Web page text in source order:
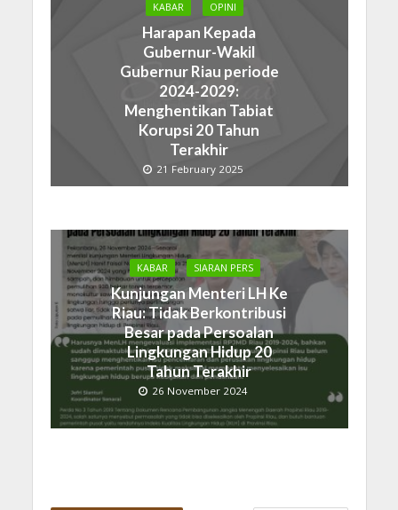
KABAR OPINI
Harapan Kepada
Gubernur-Wakil
Gubernur Riau periode
2024-2029:
Menghentikan Tabiat
Korupsi 20 Tahun
Terakhir
21 February 2025
KABAR SIARAN PERS
Kunjungan Menteri LH Ke
Riau: Tidak Berkontribusi
Besar pada Persoalan
Lingkungan Hidup 20
Tahun Terakhir
26 November 2024